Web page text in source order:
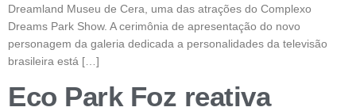
Dreamland Museu de Cera, uma das atrações do Complexo
Dreams Park Show. A cerimônia de apresentação do novo
personagem da galeria dedicada a personalidades da televisão
brasileira está […]
Eco Park Foz reativa